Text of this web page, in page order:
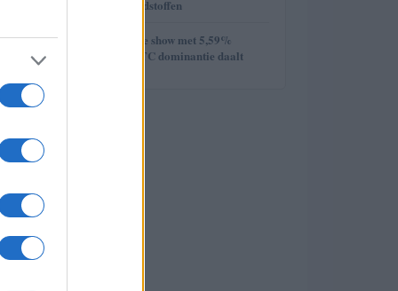
week van de grondstoffen
5 Ethereum steelt de show met 5,59%
stijging terwijl BTC dominantie daalt